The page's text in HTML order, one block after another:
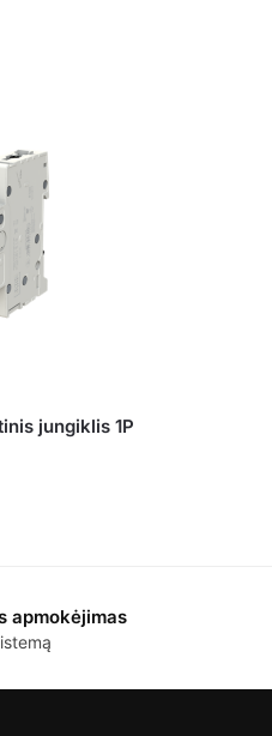
jungiklis 1P
apmokėjimas